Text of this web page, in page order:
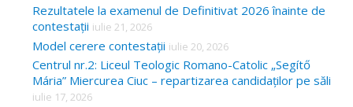
Rezultatele la examenul de Definitivat 2026 înainte de
contestații iulie 21, 2026
Model cerere contestații iulie 20, 2026
Centrul nr.2: Liceul Teologic Romano-Catolic „Segítő
Mária” Miercurea Ciuc – repartizarea candidaților pe săli
iulie 17, 2026